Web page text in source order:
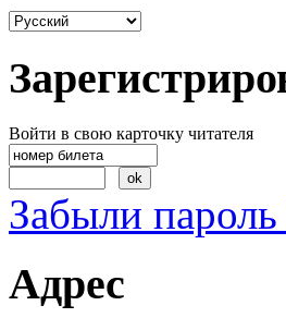
Войти в свою карточку читателя
Забыли пароль
Адрес